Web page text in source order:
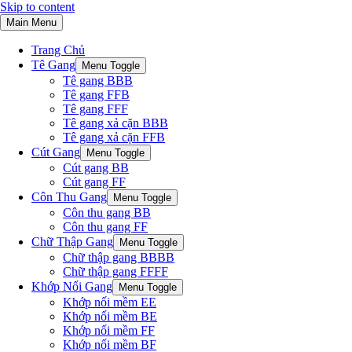
Skip to content
Main Menu
Trang Chủ
Tê Gang
Menu Toggle
Tê gang BBB
Tê gang FFB
Tê gang FFF
Tê gang xả cặn BBB
Tê gang xả cặn FFB
Cút Gang
Menu Toggle
Cút gang BB
Cút gang FF
Côn Thu Gang
Menu Toggle
Côn thu gang BB
Côn thu gang FF
Chữ Thập Gang
Menu Toggle
Chữ thập gang BBBB
Chữ thập gang FFFF
Khớp Nối Gang
Menu Toggle
Khớp nối mềm EE
Khớp nối mềm BE
Khớp nối mềm FF
Khớp nối mềm BF